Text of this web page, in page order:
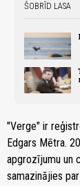
ŠOBRĪD LASA
"Verge" ir
Edgars Mētra.
apgrozījumu un
samazinājies